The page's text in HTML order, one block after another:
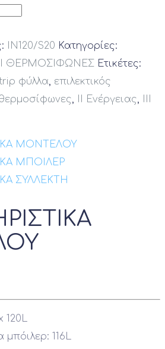
IN120/S20 Κατηγορίες:
ΘΕΡΜΟΣΙΦΩΝΕΣ Ετικέτες:
φύλλα, επιλεκτικός
, ΙΙ Ενέργειας,
ΜΟΝΤΕΛΟΥ
ΜΠΟΙΛΕΡ
ΣΥΛΛΕΚΤΗ
120L
μπόιλερ: 116L